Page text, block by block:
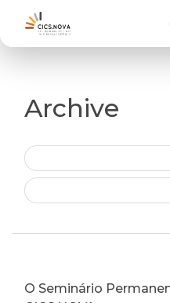
Archive
O Seminário